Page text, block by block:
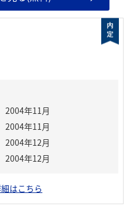
2004年11月
2004年11月
2004年12月
2004年12月
はこちら